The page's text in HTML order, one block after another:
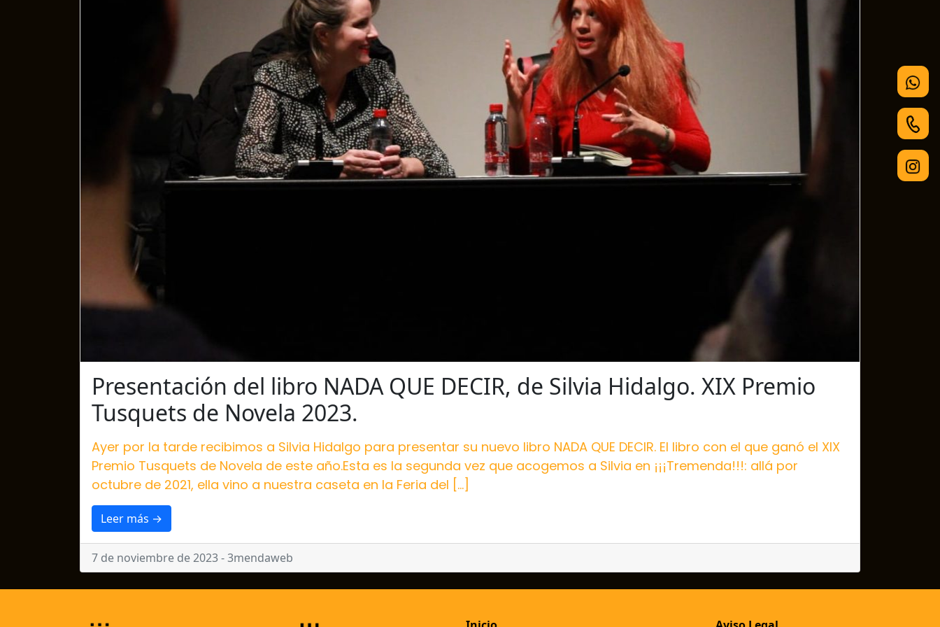
Presentación del libro NADA QUE DECIR, de Silvia Hidalgo. XIX Premio
Tusquets de Novela 2023.
Ayer por la tarde recibimos a Silvia Hidalgo para presentar su nuevo libro NADA QUE DECIR. El libro con el que ganó el XIX
Premio Tusquets de Novela de este año.Esta es la segunda vez que acogemos a Silvia en ¡¡¡Tremenda!!!: allá por
octubre de 2021, ella vino a nuestra caseta en la Feria del […]
Leer más →
7 de noviembre de 2023 - 3mendaweb